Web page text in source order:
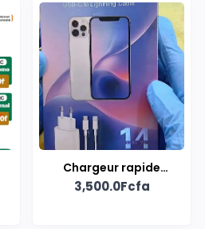
Chargeur rapide
Iphone 55W
3,500.0Fcfa